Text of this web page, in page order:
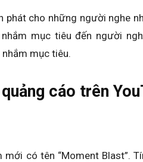
cho những người nghe
mục tiêu đến người
mục tiêu.
cáo trên
có tên “Moment Blast”.